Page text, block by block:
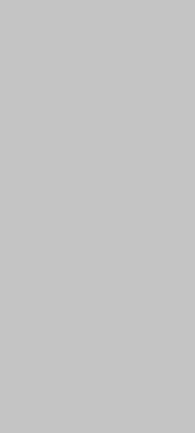
إلا أنه
مستوى ضغط الدم من
بشكل دوري
لديهم أحد
ارتفاع ضغط الدم
في وزن الجسم أو
النشاط البدني، التدخين
الذاتية والدورية
المبكر عن الإصابة
ومنْع تطور المضاعفات
الذاتية لمستوى ضغط
في الكشف عن حالة
تحدث لديه عند القيام
داخل عيادة الطبيب،
ضغط الدم المصاحب
White Coat
أثناء تواجده في
المقاوم